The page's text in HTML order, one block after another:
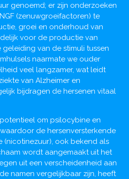
genoemd; er zijn onderzoeken
(zenuwgroeifactoren) te
groei en onderhoud van
voor de productie van
van de stimuli tussen
naarmate we ouder
veel langzamer, wat leidt
van Alzheimer en
bijdragen de hersenen vitaal
om psilocybine en
de hersenversterkende
ook bekend als
wordt aangemaakt uit het
uit een verscheidenheid aan
namen vergelijkbaar zijn, heeft